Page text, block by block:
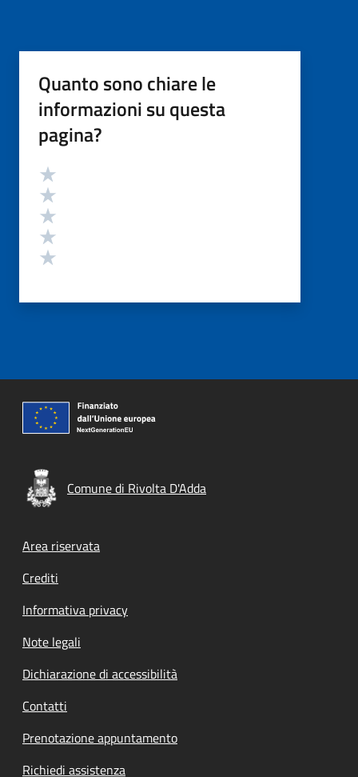
Quanto sono chiare le
informazioni su questa
pagina?
Valutazione
Comune di Rivolta D'Adda
Footer menu
Area riservata
Crediti
Informativa privacy
Note legali
Dichiarazione di accessibilità
Contatti
Prenotazione appuntamento
Richiedi assistenza